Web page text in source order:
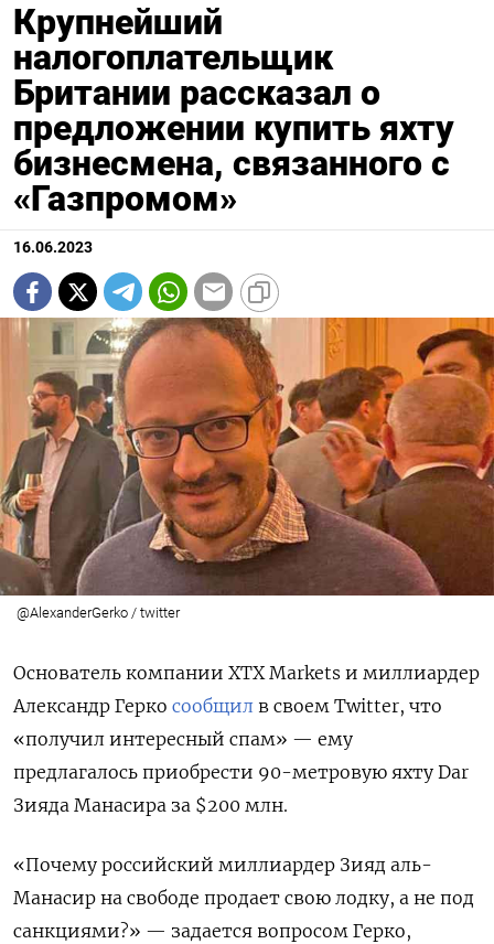
Крупнейший
налогоплательщик
Британии рассказал о
предложении купить яхту
бизнесмена, связанного с
«Газпромом»
16.06.2023
@AlexanderGerko / twitter
Основатель компании XTX Markets и миллиардер
Александр Герко сообщил в своем Twitter, что
«получил интересный спам» — ему
предлагалось приобрести 90-метровую яхту Dar
Зияда Манасира за $200 млн.
«Почему российский миллиардер Зияд аль-
Манасир на свободе продает свою лодку, а не под
санкциями?» — задается вопросом Герко,